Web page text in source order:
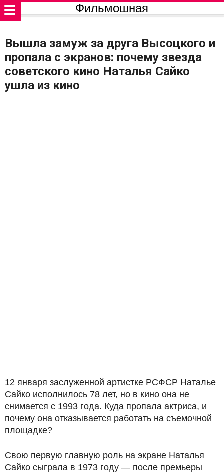
Фильмошная
Вышла замуж за друга Высоцкого и
пропала с экранов: почему звезда
советского кино Наталья Сайко
ушла из кино
12 января заслуженной артистке РСФСР Наталье
Сайко исполнилось 78 лет, но в кино она не
снимается с 1993 года. Куда пропала актриса, и
почему она отказывается работать на съемочной
площадке?
Свою первую главную роль на экране Наталья
Сайко сыграла в 1973 году — после премьеры